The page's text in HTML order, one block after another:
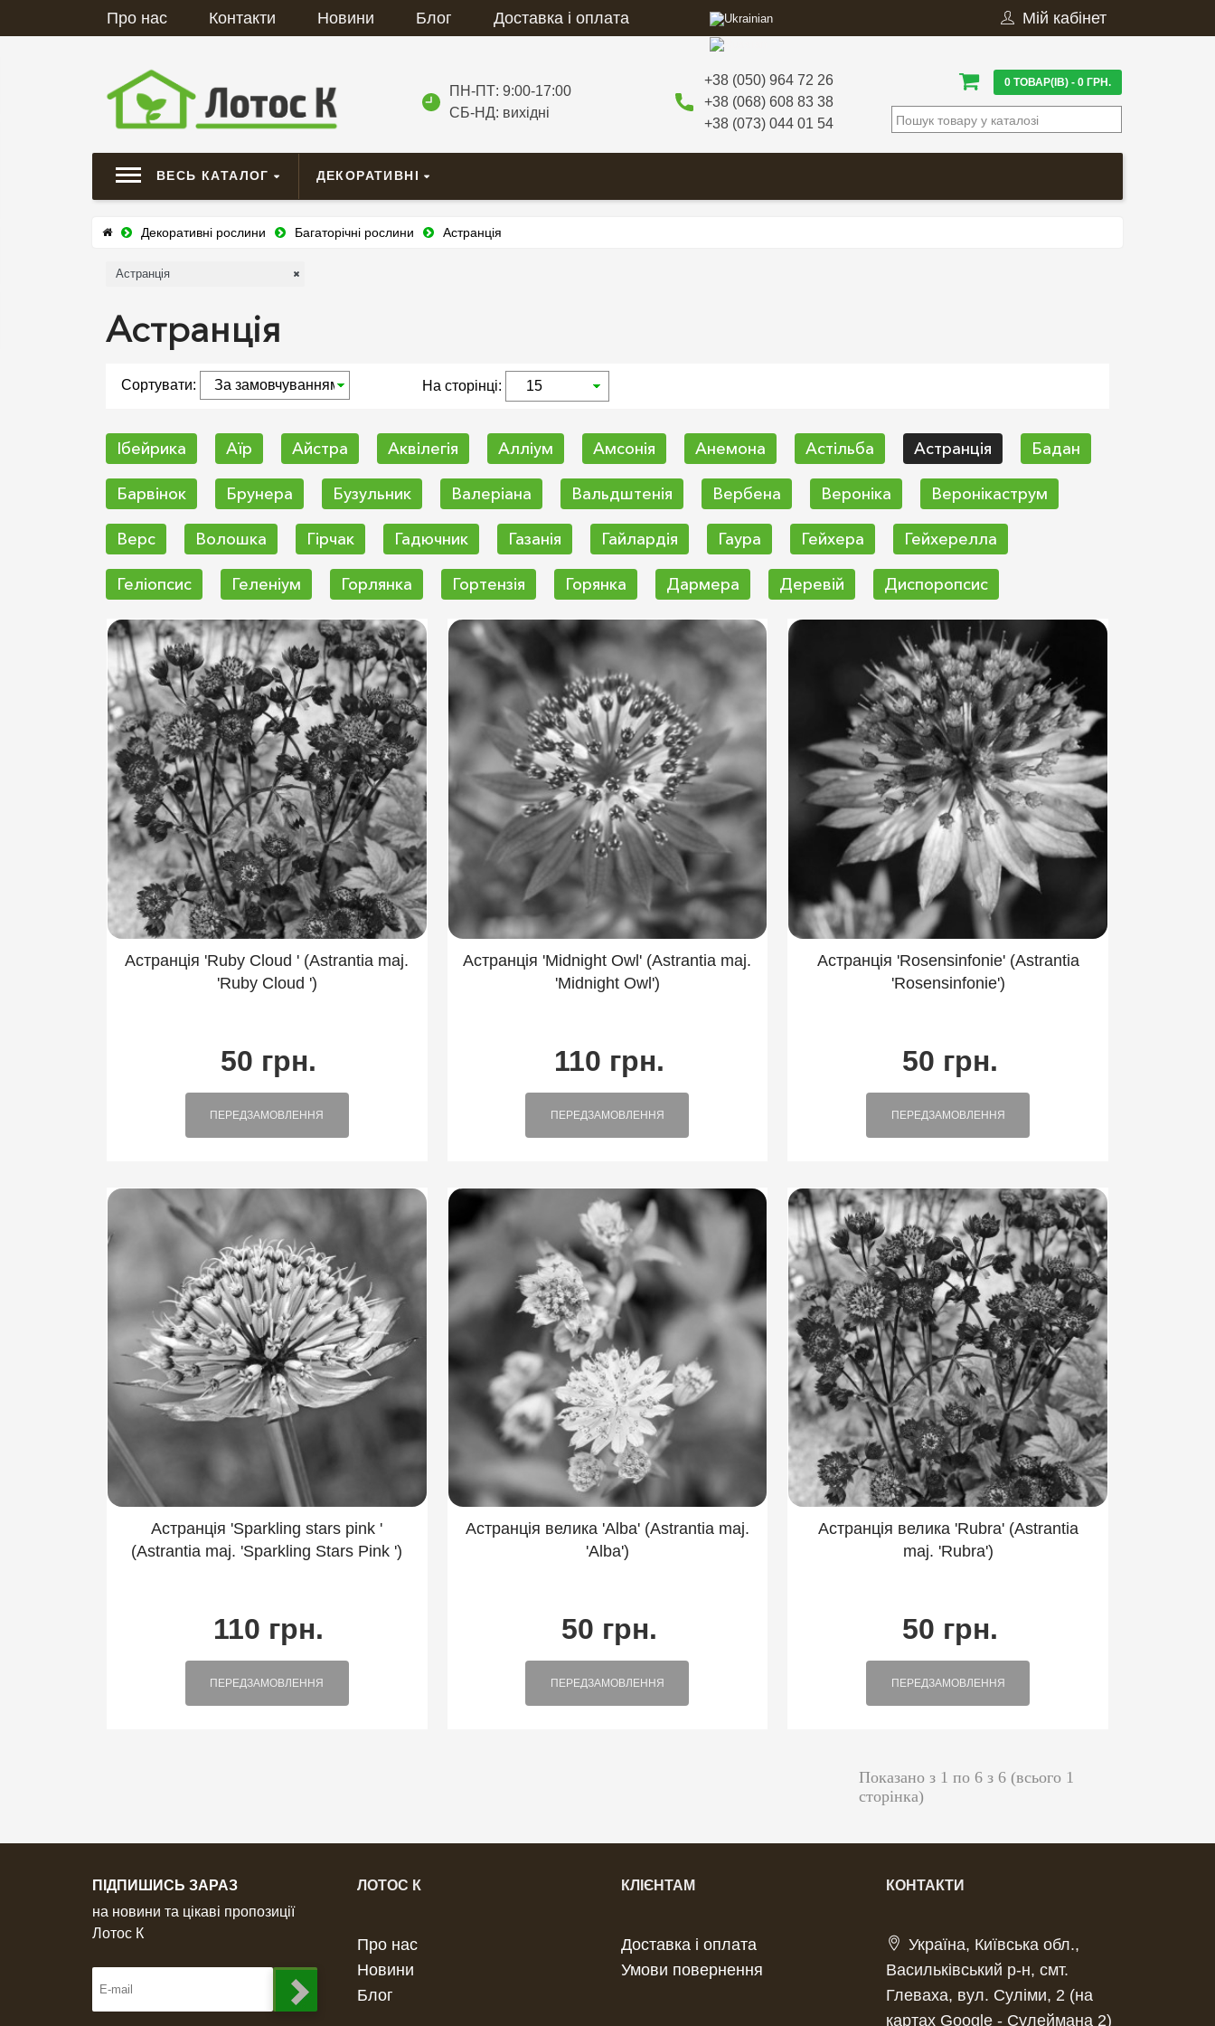
Про нас Контакти Новини Блог Доставка і оплата Мій кабінет
ПН-ПТ: 9:00-17:00
СБ-НД: вихідні
+38 (050) 964 72 26
+38 (068) 608 83 38
+38 (073) 044 01 54
0 ТОВАР(ІВ) - 0 ГРН.
ВЕСЬ КАТАЛОГ ДЕКОРАТИВНІ
Декоративні рослини Багаторічні рослини Астранція
Астранція
Астранція
Сортувати: На сторінці:
Ібейрика Аїр Айстра Аквілегія Алліум Амсонія Анемона Астільба Астранція Бадан
Барвінок Брунера Бузульник Валеріана Вальдштенія Вербена Вероніка Веронікаструм
Верс Волошка Гірчак Гадючник Газанія Гайлардія Гаура Гейхера Гейхерелла
Геліопсис Геленіум Горлянка Гортензія Горянка Дармера Деревій Диспоропсис
Додекадон Душевік Дягиль Еріка Ехінацея пурпурна Журавець Киренгешома Кислица
Клопогон Колхікум Конвалія Конюшина Копитняк Королиця Короставник Коростянка
Котяча м'ята Крокосмія Купена Ліатрис Лілейник Лавандін Лаванда Лаватера
Ломикамінь Ломонос Манжетка Молодило Молочай Монарда Мордовник Морозник
Моховинка Півники Пахизандра Подофіл Роджерсия Родовик Рудбекія Рутвиця Сідач
Сантоліна Седум Сердечник Синюха Смілаціна Смілка Сон трава Таволжник
Традесканція Увулярія Фіалка Фізостегія Флокс Хауттюйнія Хоста Чебрець Чистець
Астранція 'Ruby Сloud ' (Astrantia maj.
'Ruby Cloud ')
50 грн.
ПЕРЕДЗАМОВЛЕННЯ
Астранція 'Midnight Owl' (Astrantia maj.
'Midnight Owl')
110 грн.
ПЕРЕДЗАМОВЛЕННЯ
Астранція 'Rosensinfonie' (Astrantia
'Rosensinfonie')
50 грн.
ПЕРЕДЗАМОВЛЕННЯ
Астранція 'Sparkling stars pink '
(Astrantia maj. 'Sparkling Stars Pink ')
110 грн.
ПЕРЕДЗАМОВЛЕННЯ
Астранція велика 'Alba' (Astrantia maj.
'Alba')
50 грн.
ПЕРЕДЗАМОВЛЕННЯ
Астранція велика 'Rubra' (Astrantia
maj. 'Rubra')
50 грн.
ПЕРЕДЗАМОВЛЕННЯ
Показано з 1 по 6 з 6 (всього 1
сторінка)
ПІДПИШИСЬ ЗАРАЗ
на новини та цікаві пропозиції
Лотос К
ЛОТОС К
Про нас
Новини
Блог
КЛІЄНТАМ
Доставка і оплата
Умови повернення
КОНТАКТИ
Україна, Київська обл.,
Васильківський р-н, смт.
Глеваха, вул. Сулiми, 2 (на
картах Google - Сулеймана 2)